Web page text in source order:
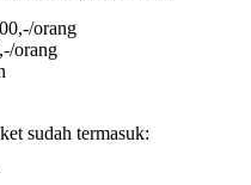
orang
orang
sudah termasuk: